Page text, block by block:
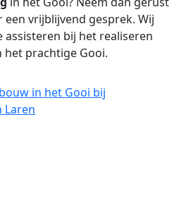
vrijblijvend gesprek. Wij
bij het realiseren
prachtige Gooi.
in het Gooi bij
Laren